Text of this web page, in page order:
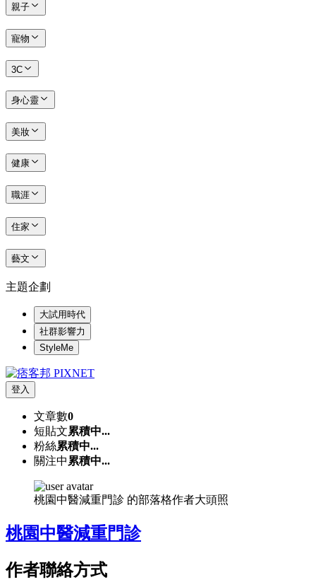
親子
寵物
3C
身心靈
美妝
健康
職涯
住家
藝文
主題企劃
大試用時代
社群影響力
StyleMe
登入
文章數0
短貼文累積中...
粉絲累積中...
關注中 累積中...
桃園中醫減重門診 的部落格作者大頭照
桃園中醫減重門診
作者聯絡方式